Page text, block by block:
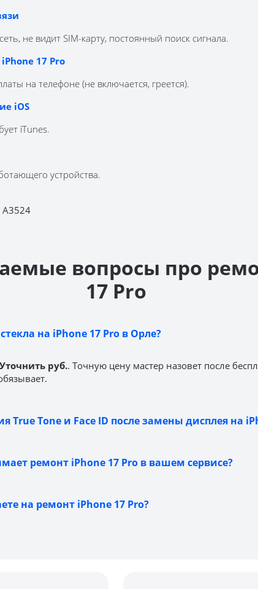
не видит SIM-карту, постоянный поиск сигнала.
17 Pro
на телефоне (не включается, греется).
iOS
iTunes.
устройства.
вопросы про
17 Pro
на iPhone 17 Pro в Орле?
Уточнить руб.. Точную цену мастер назовет после
True Tone и Face ID после замены дисплея на
ремонт iPhone 17 Pro в вашем сервисе?
на ремонт iPhone 17 Pro?